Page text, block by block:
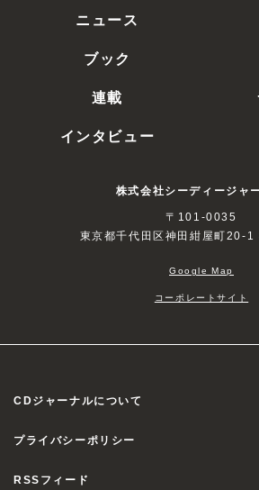
ニュース
ブック
連載
インタビュー
株式会社シーディージャ
〒101-0035
東京都千代田区神田紺屋町20-1
Google Map
コーポレートサイト
CDジャーナルについて
プライバシーポリシー
RSSフィード